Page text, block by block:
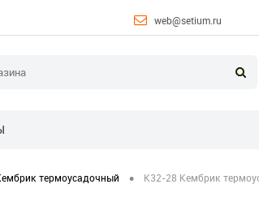
web@setium.ru
термоусадочный • K32-28 Кембрик